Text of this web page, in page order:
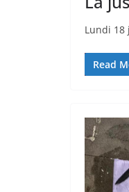
Lundi 18
Read